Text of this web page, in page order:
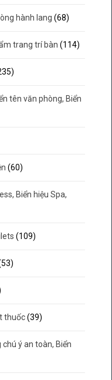
hành lang (68)
trang trí bàn (114)
tên văn phòng, Biển
(60)
Biển hiệu Spa,
(109)
thuốc (39)
ý an toàn, Biển